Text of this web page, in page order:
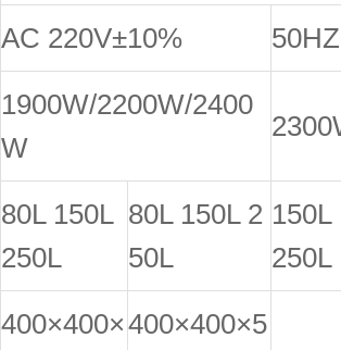
AC 220V±10% 50HZ
1900W/2200W/2400
W
80L 150L
250L
80L 150L 2
50L
150L
250L
400×400×400×400×5